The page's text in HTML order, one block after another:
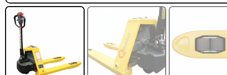
FILTRAR POR MARCA
418
73
FILTRAR POR DISEÑO